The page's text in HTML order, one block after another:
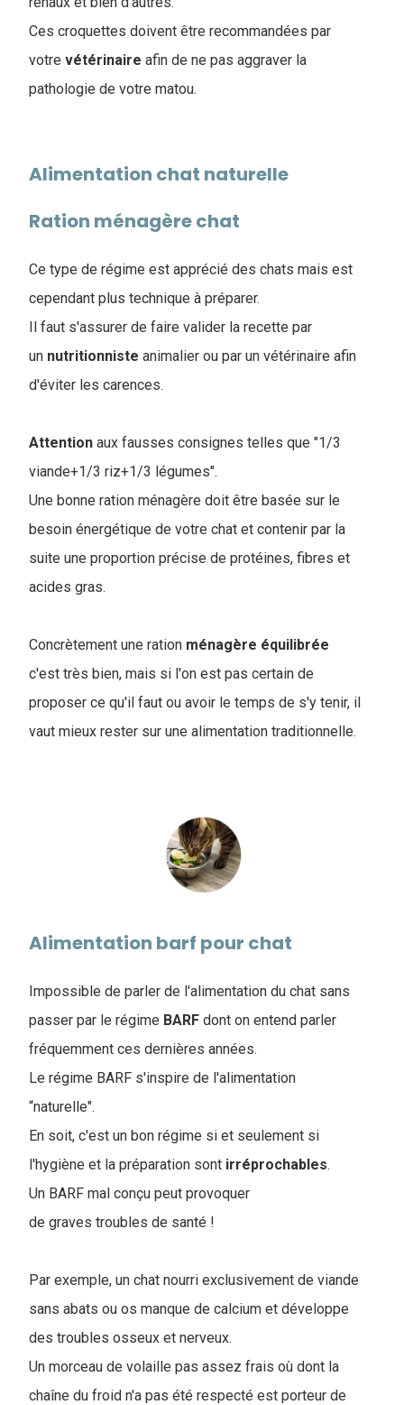
Ces croquettes doivent être recommandées par
votre vétérinaire afin de ne pas aggraver la
pathologie de votre matou.
Alimentation chat naturelle
Ration ménagère chat
Ce type de régime est apprécié des chats mais est
cependant plus technique à préparer.
Il faut s'assurer de faire valider la recette par
un nutritionniste animalier ou par un vétérinaire afin
d'éviter les carences.
Attention aux fausses consignes telles que "1/3
viande+1/3 riz+1/3 légumes".
Une bonne ration ménagère doit être basée sur le
besoin énergétique de votre chat et contenir par la
suite une proportion précise de protéines, fibres et
acides gras.
Concrètement une ration ménagère équilibrée
c'est très bien, mais si l'on est pas certain de
proposer ce qu'il faut ou avoir le temps de s'y tenir, il
vaut mieux rester sur une alimentation traditionnelle.
Alimentation barf pour chat
Impossible de parler de l'alimentation du chat sans
passer par le régime BARF dont on entend parler
fréquemment ces dernières années.
Le régime BARF s'inspire de l'alimentation
“naturelle".
En soit, c'est un bon régime si et seulement si
l'hygiène et la préparation sont irréprochables.
Un BARF mal conçu peut provoquer
de graves troubles de santé !
Par exemple, un chat nourri exclusivement de viande
sans abats ou os manque de calcium et développe
des troubles osseux et nerveux.
Un morceau de volaille pas assez frais où dont la
chaîne du froid n'a pas été respecté est porteur de